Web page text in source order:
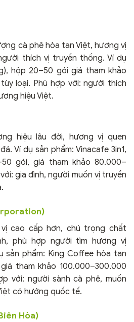
cà phê hòa tan Việt, hương vị
thích vị truyền thống. Ví dụ
hộp 20–50 gói giá tham khảo
loại. Phù hợp với: người thích
hiệu Việt.
hiệu lâu đời, hương vị quen
Ví dụ sản phẩm: Vinacafe 3in1,
gói, giá tham khảo 80.000–
gia đình, người muốn vị truyền
cao cấp hơn, chú trọng chất
phù hợp người tìm hương vị
sản phẩm: King Coffee hòa tan
tham khảo 100.000–300.000
với: người sành cà phê, muốn
có hướng quốc tế.
Hòa)